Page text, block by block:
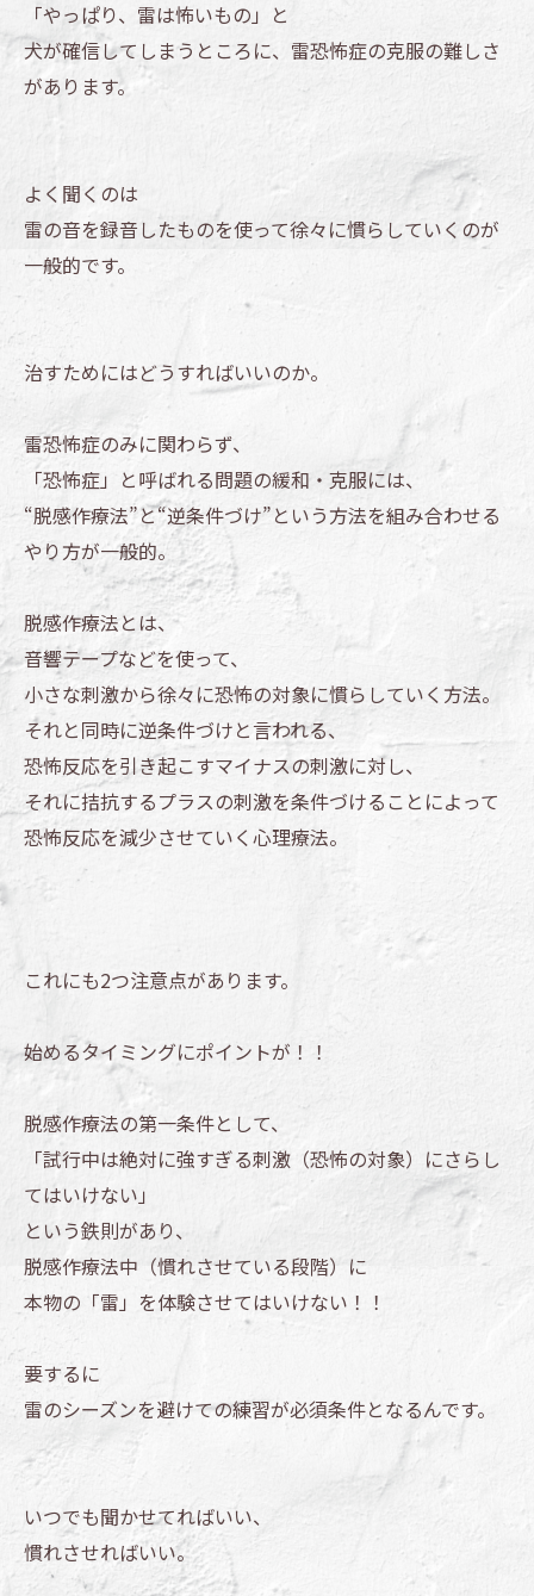
「やっぱり、雷は怖いもの」と
犬が確信してしまうところに、雷恐怖症の克服の難しさ
があります。
よく聞くのは
雷の音を録音したものを使って徐々に慣らしていくのが
一般的です。
治すためにはどうすればいいのか。
雷恐怖症のみに関わらず、
「恐怖症」と呼ばれる問題の緩和・克服には、
“脱感作療法”と“逆条件づけ”という方法を組み合わせる
やり方が一般的。
脱感作療法とは、
音響テープなどを使って、
小さな刺激から徐々に恐怖の対象に慣らしていく方法。
それと同時に逆条件づけと言われる、
恐怖反応を引き起こすマイナスの刺激に対し、
それに拮抗するプラスの刺激を条件づけることによって
恐怖反応を減少させていく心理療法。
これにも2つ注意点があります。
始めるタイミングにポイントが！！
脱感作療法の第一条件として、
「試行中は絶対に強すぎる刺激（恐怖の対象）にさらし
てはいけない」
という鉄則があり、
脱感作療法中（慣れさせている段階）に
本物の「雷」を体験させてはいけない！！
要するに
雷のシーズンを避けての練習が必須条件となるんです。
いつでも聞かせてればいい、
慣れさせればいい。